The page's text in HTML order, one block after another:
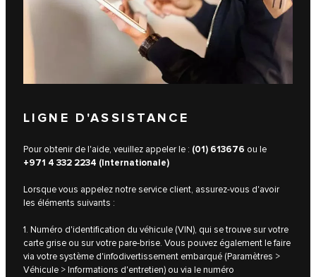
LIGNE D'ASSISTANCE
Pour obtenir de l'aide, veuillez appeler le : (01) 613676 ou le
+971 4 332 2234 (Internationale)
Lorsque vous appelez notre service client, assurez-vous d'avoir
les éléments suivants :
1. Numéro d'identification du véhicule (VIN), qui se trouve sur votre
carte grise ou sur votre pare-brise. Vous pouvez également le faire
via votre système d'infodivertissement embarqué (Paramètres >
Véhicule > Informations d'entretien) ou via le numéro